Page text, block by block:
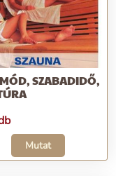
SZABADIDŐ,
Mutat